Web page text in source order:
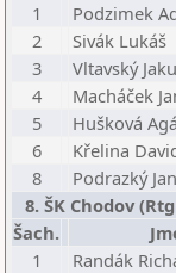
1
Podzimek
2
Sivák Lukáš
3
Vltavský
4
Macháček
5
Hušková
6
Křelina
8
Podrazký Jan
8. ŠK Chodov
Šach.
1
Randák